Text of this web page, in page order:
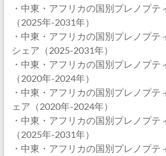
・中東・アフリカの国別プレノプテ
（2025年-2031年）
・中東・アフリカの国別プレノプテ
シェア（2025-2031年）
・中東・アフリカの国別プレノプテ
（2020年-2024年）
・中東・アフリカの国別プレノプテ
ェア（2020年-2024年）
・中東・アフリカの国別プレノプテ
（2025年-2031年）
・中東・アフリカの国別プレノプテ